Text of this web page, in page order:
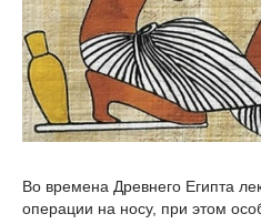
Во времена Древнего Египта
операции на носу, при этом